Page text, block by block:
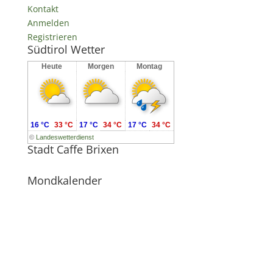
Kontakt
Anmelden
Registrieren
Südtirol Wetter
Heute Morgen Montag
© Landeswetterdienst
16 °C 33 °C 17 °C 34 °C 17 °C 34 °C
Stadt Caffe Brixen
Mondkalender